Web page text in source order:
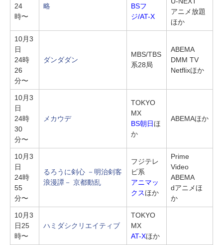
24
時〜
略
BSフ
ジ/AT-X
アニメ放題
ほか
10月3
日
24時
26
分〜
ダンダダン
MBS/TBS
系28局
ABEMA
DMM TV
Netflixほか
10月3
日
24時
30
分〜
メカウデ
TOKYO
MX
BS朝日ほ
か
ABEMAほか
10月3
日
24時
55
分〜
るろうに剣心 －明治剣客
浪漫譚－ 京都動乱
フジテレ
ビ系
アニマッ
クスほか
Prime
Video
ABEMA
dアニメほ
か
10月3
日25
時〜
ハミダシクリエイティブ
TOKYO
MX
AT-Xほか